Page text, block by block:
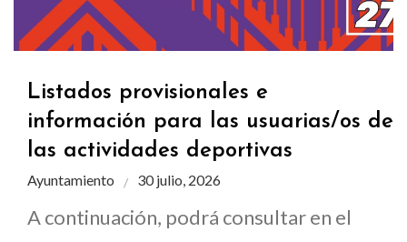
Listados provisionales e
información para las usuarias/os de
las actividades deportivas
Ayuntamiento 30 julio, 2026
A continuación, podrá consultar en el